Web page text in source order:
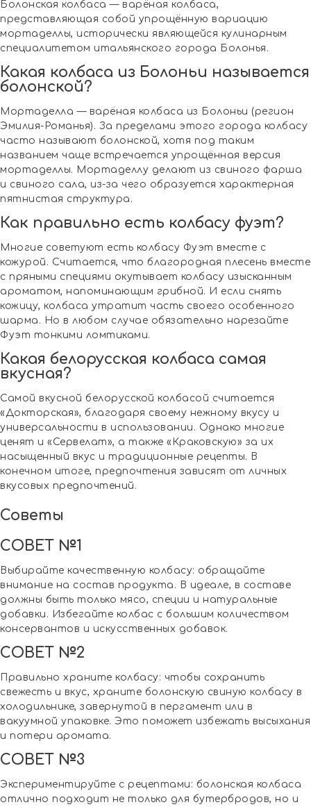
Болонская колбаса — варёная колбаса,
представляющая собой упрощённую вариацию
мортаделлы, исторически являющейся кулинарным
специалитетом итальянского города Болонья.
Какая колбаса из Болоньи называется
болонской?
Мортаделла — варёная колбаса из Болоньи (регион
Эмилия-Романья). За пределами этого города колбасу
часто называют болонской, хотя под таким
названием чаще встречается упрощённая версия
мортаделлы. Мортаделлу делают из свиного фарша
и свиного сала, из-за чего образуется характерная
пятнистая структура.
Как правильно есть колбасу фуэт?
Многие советуют есть колбасу Фуэт вместе с
кожурой. Считается, что благородная плесень вместе
с пряными специями окутывает колбасу изысканным
ароматом, напоминающим грибной. И если снять
кожицу, колбаса утратит часть своего особенного
шарма. Но в любом случае обязательно нарезайте
Фуэт тонкими ломтиками.
Какая белорусская колбаса самая
вкусная?
Самой вкусной белорусской колбасой считается
«Докторская», благодаря своему нежному вкусу и
универсальности в использовании. Однако многие
ценят и «Сервелат», а также «Краковскую» за их
насыщенный вкус и традиционные рецепты. В
конечном итоге, предпочтения зависят от личных
вкусовых предпочтений.
Советы
СОВЕТ №1
Выбирайте качественную колбасу: обращайте
внимание на состав продукта. В идеале, в составе
должны быть только мясо, специи и натуральные
добавки. Избегайте колбас с большим количеством
консервантов и искусственных добавок.
СОВЕТ №2
Правильно храните колбасу: чтобы сохранить
свежесть и вкус, храните болонскую свиную колбасу в
холодильнике, завернутой в пергамент или в
вакуумной упаковке. Это поможет избежать высыхания
и потери аромата.
СОВЕТ №3
Экспериментируйте с рецептами: болонская колбаса
отлично подходит не только для бутербродов, но и